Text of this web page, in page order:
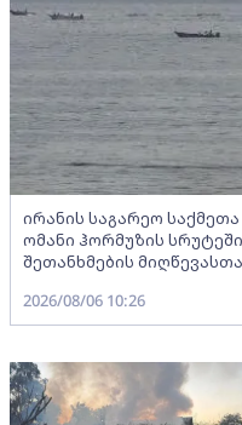
ირანის საგარეო
ომანი ჰორმუზის
შეთანხმების
2026/08/06 10:26